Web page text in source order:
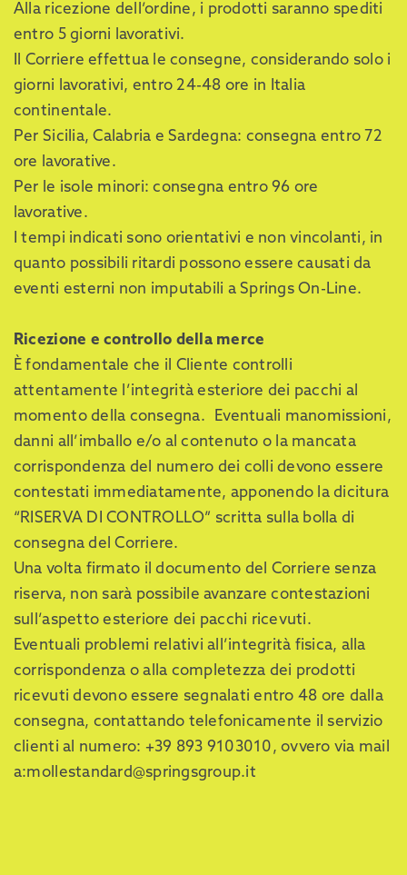
Alla ricezione dell’ordine, i prodotti saranno spediti
entro 5 giorni lavorativi.
Il Corriere effettua le consegne, considerando solo i
giorni lavorativi, entro 24-48 ore in Italia
continentale.
Per Sicilia, Calabria e Sardegna: consegna entro 72
ore lavorative.
Per le isole minori: consegna entro 96 ore
lavorative.
I tempi indicati sono orientativi e non vincolanti, in
quanto possibili ritardi possono essere causati da
eventi esterni non imputabili a Springs On-Line.
Ricezione e controllo della merce
È fondamentale che il Cliente controlli
attentamente l’integrità esteriore dei pacchi al
momento della consegna. Eventuali manomissioni,
danni all’imballo e/o al contenuto o la mancata
corrispondenza del numero dei colli devono essere
contestati immediatamente, apponendo la dicitura
“RISERVA DI CONTROLLO” scritta sulla bolla di
consegna del Corriere.
Una volta firmato il documento del Corriere senza
riserva, non sarà possibile avanzare contestazioni
sull’aspetto esteriore dei pacchi ricevuti.
Eventuali problemi relativi all’integrità fisica, alla
corrispondenza o alla completezza dei prodotti
ricevuti devono essere segnalati entro 48 ore dalla
consegna, contattando telefonicamente il servizio
clienti al numero: +39 893 9103010, ovvero via mail
a:mollestandard@springsgroup.it